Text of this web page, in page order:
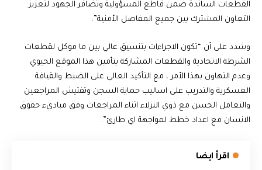
القطعات الساندة ضمن قاطع المسؤولية وتضافر الجهود لتعزيز
التعاون المشترك بين جميع المفاصل الأمنية”.
وشدد على أن “تكون الاجراءات بتنسيق عالي بين ما موكل لقطعات
الشرطة الاتحادية والقطعات المشاركة بتأمين هذا الموقع الحيوي
وعدم التهاون بهذا الأمر ، مع التأكيد العالي على الضبط والقيافة
العسكرية والتدريب على اساليب حماية السجن وتفتيش المراجعين
والتعامل الحسن مع ذوي النزلاء اثناء المراجعات وفق مباديء حقوق
الانسان مع اعداد خطط لمواجهة اي طارئ”.
اقرأ ايضا